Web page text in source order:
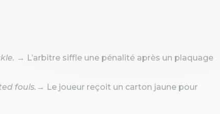
→ L’arbitre siffle une pénalité après un plaquage
fouls. → Le joueur reçoit un carton jaune pour